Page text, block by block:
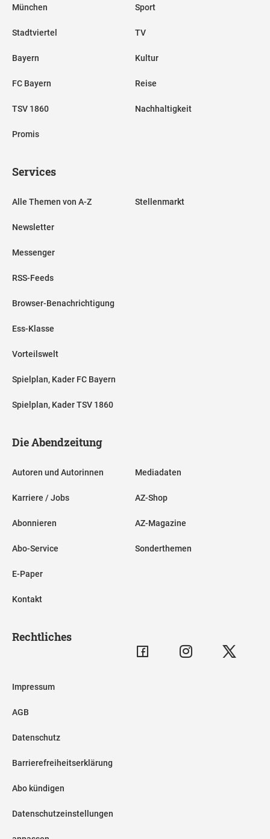
München
Stadtviertel
Bayern
FC Bayern
TSV 1860
Promis
Sport
TV
Kultur
Reise
Nachhaltigkeit
Services
Alle Themen von A-Z
Newsletter
Messenger
RSS-Feeds
Browser-Benachrichtigung
Ess-Klasse
Vorteilswelt
Spielplan, Kader FC Bayern
Spielplan, Kader TSV 1860
Stellenmarkt
Die Abendzeitung
Autoren und Autorinnen
Karriere / Jobs
Abonnieren
Abo-Service
E-Paper
Kontakt
Mediadaten
AZ-Shop
AZ-Magazine
Sonderthemen
Rechtliches
Impressum
AGB
Datenschutz
Barrierefreiheitserklärung
Abo kündigen
Datenschutzeinstellungen